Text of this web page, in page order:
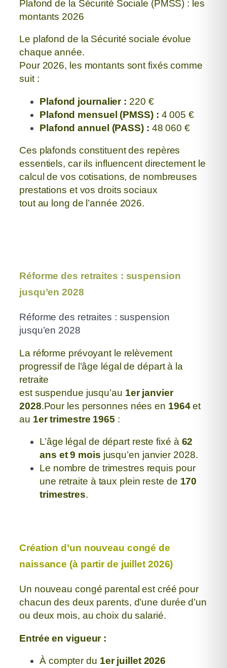
Plafond de la Sécurité Sociale (PMSS) : les
montants 2026
Le plafond de la Sécurité sociale évolue
chaque année.
Pour 2026, les montants sont fixés comme
suit :
Plafond journalier : 220 €
Plafond mensuel (PMSS) : 4 005 €
Plafond annuel (PASS) : 48 060 €
Ces plafonds constituent des repères
essentiels, car ils influencent directement le
calcul de vos cotisations, de nombreuses
prestations et vos droits sociaux
tout au long de l’année 2026.
Réforme des retraites : suspension
jusqu’en 2028
Réforme des retraites : suspension
jusqu’en 2028
La réforme prévoyant le relèvement
progressif de l’âge légal de départ à la
retraite
est suspendue jusqu’au 1er janvier
2028.Pour les personnes nées en 1964et
au 1er trimestre 1965 :
L’âge légal de départ reste fixé à 62
ans et 9 mois jusqu’en janvier 2028.
Le nombre de trimestres requis pour
une retraite à taux plein reste de 170
trimestres.
Création d’un nouveau congé de
naissance (à partir de juillet 2026)
Un nouveau congé parental est créé pour
chacun des deux parents, d’une durée d’un
ou deux mois, au choix du salarié.
Entrée en vigueur :
À compter du 1er juillet 2026